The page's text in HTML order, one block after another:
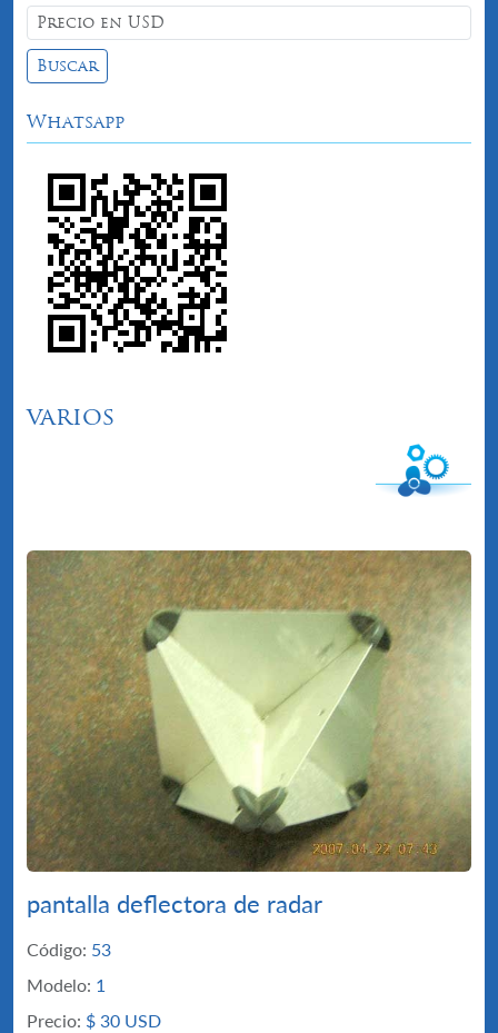
Buscar
Whatsapp
varios
pantalla deflectora de radar
Código: 53
Modelo: 1
Precio: $ 30 USD